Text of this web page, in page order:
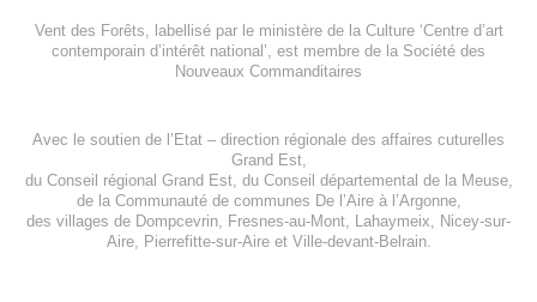
Vent des Forêts, labellisé par le ministère de la Culture ‘Centre d’art
contemporain d’intérêt national’, est membre de la Société des
Nouveaux Commanditaires
Avec le soutien de l’Etat – direction régionale des affaires cuturelles
Grand Est,
du Conseil régional Grand Est, du Conseil départemental de la Meuse,
de la Communauté de communes De l’Aire à l’Argonne,
des villages de Dompcevrin Fresnes-au-Mont Lahaymeix
Nicey-sur-
Aire, Pierrefitte-sur-Aireet Ville-devant-Belrain.